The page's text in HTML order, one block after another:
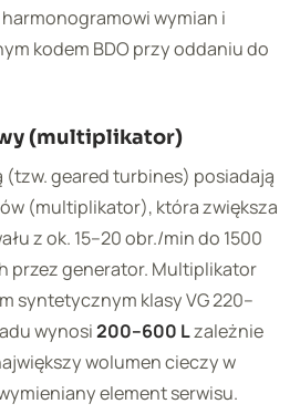
wymian i
kodem BDO przy oddaniu do
(multiplikator)
(tzw. geared turbines) posiadają
(multiplikator), która zwiększa
z ok. 15–20 obr./min do 1500
przez generator. Multiplikator
syntetycznym klasy VG 220–
wynosi200–600 Lzależnie
wolumen cieczy w
element serwisu.